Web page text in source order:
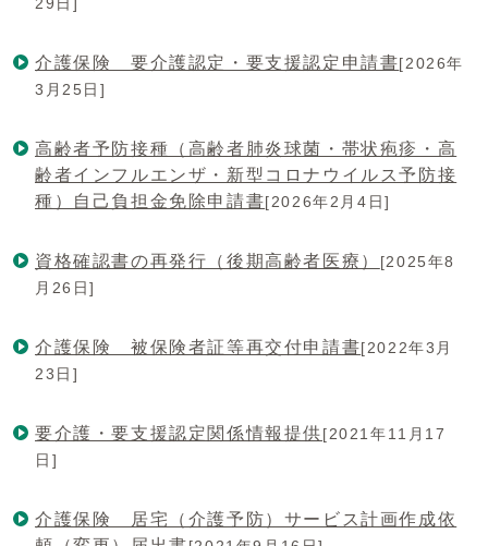
介護保険 要介護認定・要支援認定申請書[2026年
3月25日]
高齢者予防接種（高齢者肺炎球菌・帯状疱疹・高
齢者インフルエンザ・新型コロナウイルス予防接
種）自己負担金免除申請書[2026年2月4日]
資格確認書の再発行（後期高齢者医療）
[2025年8
月26日]
介護保険 被保険者証等再交付申請書[2022年3月
23日]
要介護・要支援認定関係情報提供[2021年11月17
日]
介護保険 居宅（介護予防）サービス計画作成依